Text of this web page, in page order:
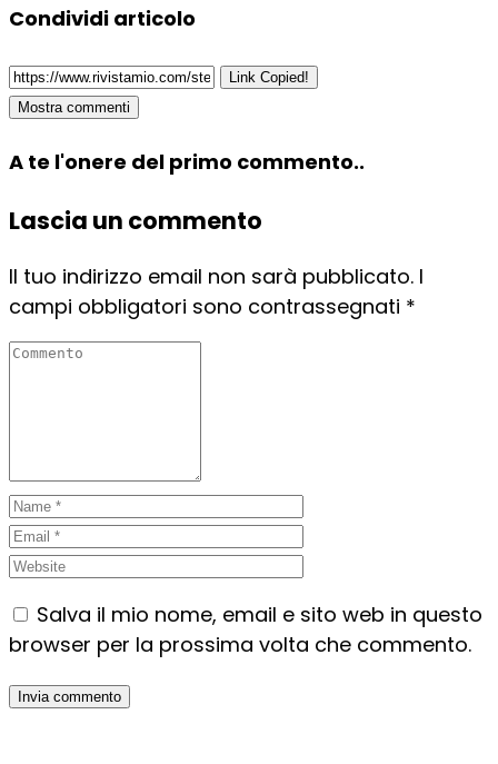
Condividi articolo
Link Copied!
Mostra commenti
A te l'onere del primo commento..
Lascia un commento
Il tuo indirizzo email non sarà pubblicato. I
campi obbligatori sono contrassegnati *
Salva il mio nome, email e sito web in questo
browser per la prossima volta che commento.